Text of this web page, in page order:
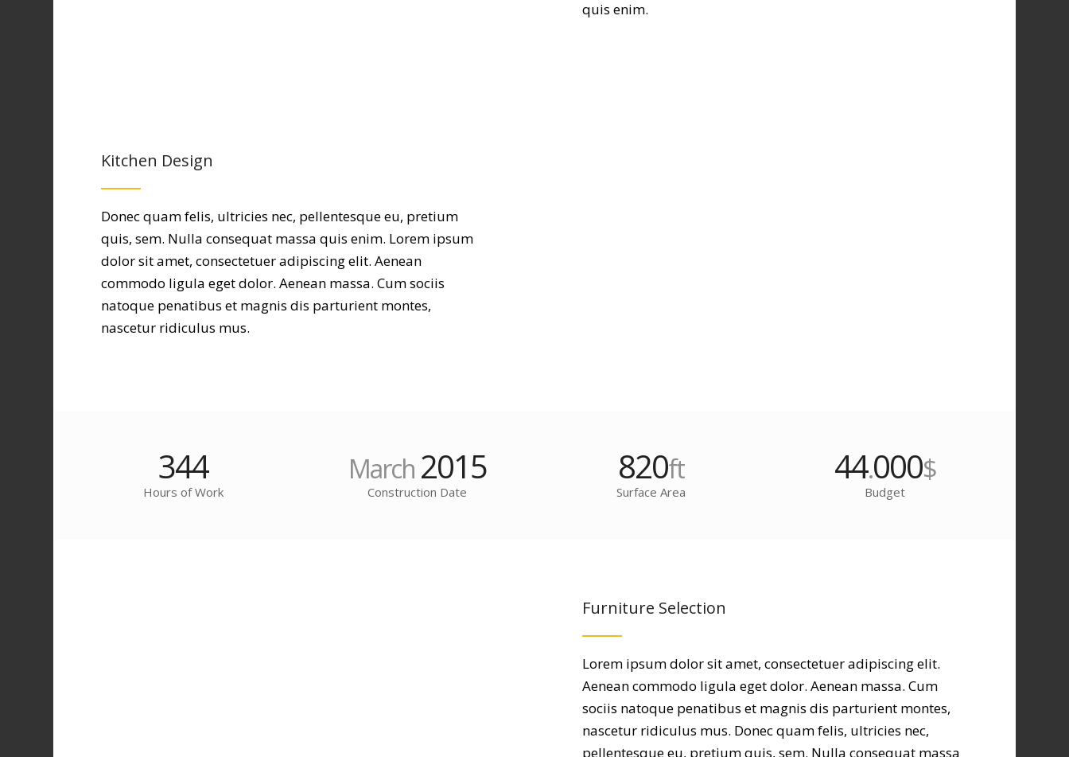
quis enim.
Kitchen Design
Donec quam felis, ultricies nec, pellentesque eu, pretium
quis, sem. Nulla consequat massa quis enim. Lorem ipsum
dolor sit amet, consectetuer adipiscing elit. Aenean
commodo ligula eget dolor. Aenean massa. Cum sociis
natoque penatibus et magnis dis parturient montes,
nascetur ridiculus mus.
344
Hours of Work
March 2015
Construction Date
820ft
Surface Area
44.000$
Budget
Furniture Selection
Lorem ipsum dolor sit amet, consectetuer adipiscing elit.
Aenean commodo ligula eget dolor. Aenean massa. Cum
sociis natoque penatibus et magnis dis parturient montes,
nascetur ridiculus mus. Donec quam felis, ultricies nec,
pellentesque eu, pretium quis, sem. Nulla consequat massa